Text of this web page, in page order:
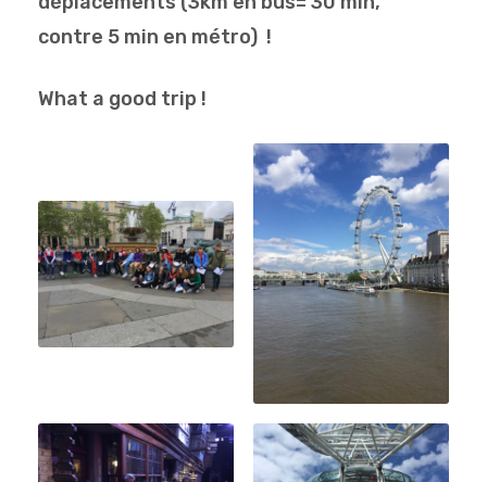
contre 5 min en métro) !
What a good trip !